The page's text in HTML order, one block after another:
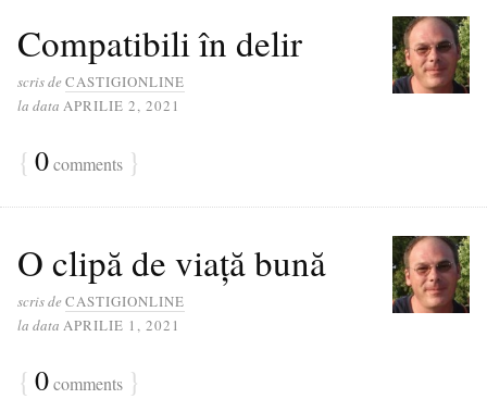
Compatibili în delir
scris de CASTIGIONLINE
la data APRILIE 2, 2021
{ 0comments }
O clipă de viață bună
scris de CASTIGIONLINE
la data APRILIE 1, 2021
{ 0comments }